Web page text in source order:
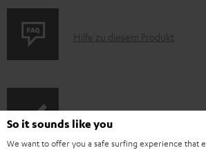
u
r
u
P
u
k
Hilfe zu diesem Produkt
I
n
So it sounds like you
We want to offer you a safe surfing experience that